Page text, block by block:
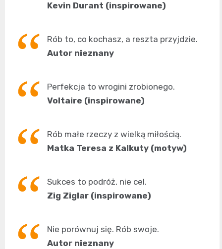
Kevin Durant (inspirowane)
Rób to, co kochasz, a reszta przyjdzie.
Autor nieznany
Perfekcja to wrogini zrobionego.
Voltaire (inspirowane)
Rób małe rzeczy z wielką miłością.
Matka Teresa z Kalkuty (motyw)
Sukces to podróż, nie cel.
Zig Ziglar (inspirowane)
Nie porównuj się. Rób swoje.
Autor nieznany